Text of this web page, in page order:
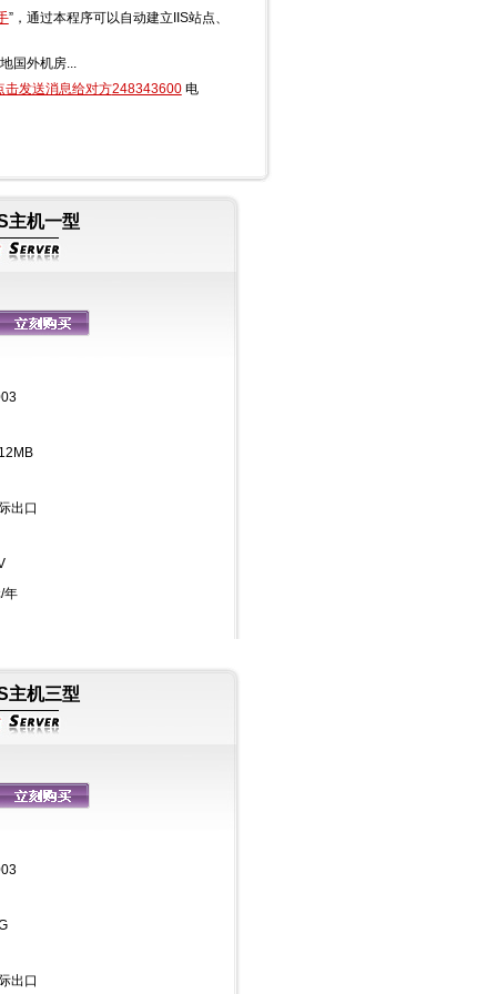
”，通过本程序可以自动建立IIS站点、
国外机房...
248343600电
主机一型
出口
年
主机三型
出口